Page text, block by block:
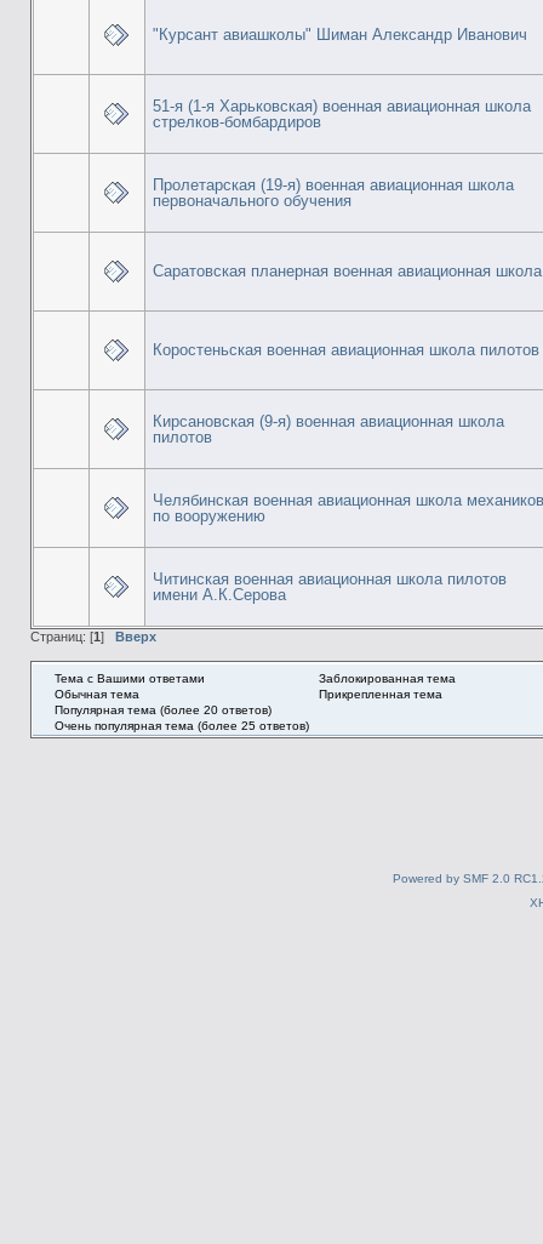
"Курсант авиашколы" Шиман Александр Иванович
51-я (1-я Харьковская) военная авиационная школа
стрелков-бомбардиров
Пролетарская (19-я) военная авиационная школа
первоначального обучения
Саратовская планерная военная авиационная школа
Коростеньская военная авиационная школа пилотов
Кирсановская (9-я) военная авиационная школа
пилотов
Челябинская военная авиационная школа механиков
по вооружению
Читинская военная авиационная школа пилотов
имени А.К.Серова
Страниц: [1] Вверх
Тема с Вашими ответами
Обычная тема
Популярная тема (более 20 ответов)
Очень популярная тема (более 25 ответов)
Заблокированная тема
Прикрепленная тема
Powered by SMF 2.0